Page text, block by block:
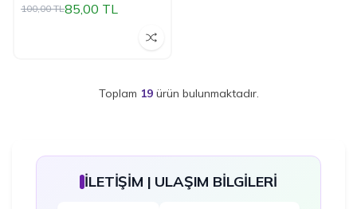
100,00TL85,00 TL
Toplam 19ürün bulunmaktadır.
İLETİŞİM | ULAŞIM BİLGİLERİ